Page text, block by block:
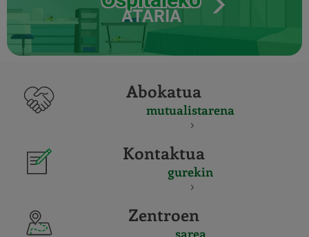
ATARIA
Abokatua
mutualistarena
Kontaktua
gurekin
Zentroen
sarea